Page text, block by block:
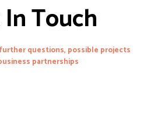
Touch
questions, possible projects
partnerships